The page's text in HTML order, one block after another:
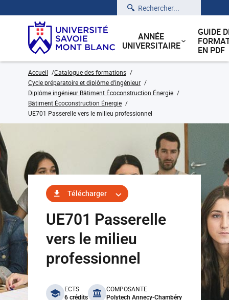
Rechercher
ANNÉE
UNIVERSITAIRE
GUIDE
EN PDF
Accueil
Catalogue des formations
Cycle préparatoire et diplôme d'ingénieur
Diplôme ingénieur Bâtiment Écoconstruction Énergie
Bâtiment Écoconstruction Énergie
UE701 Passerelle vers le milieu professionnel
Télécharger
UE701 Passerelle
vers le milieu
professionnel
benefits
ECTS
6 crédits
COMPOSANTE
Polytech Annecy-Chambéry